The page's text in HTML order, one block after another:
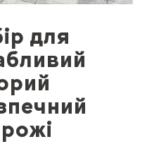
для